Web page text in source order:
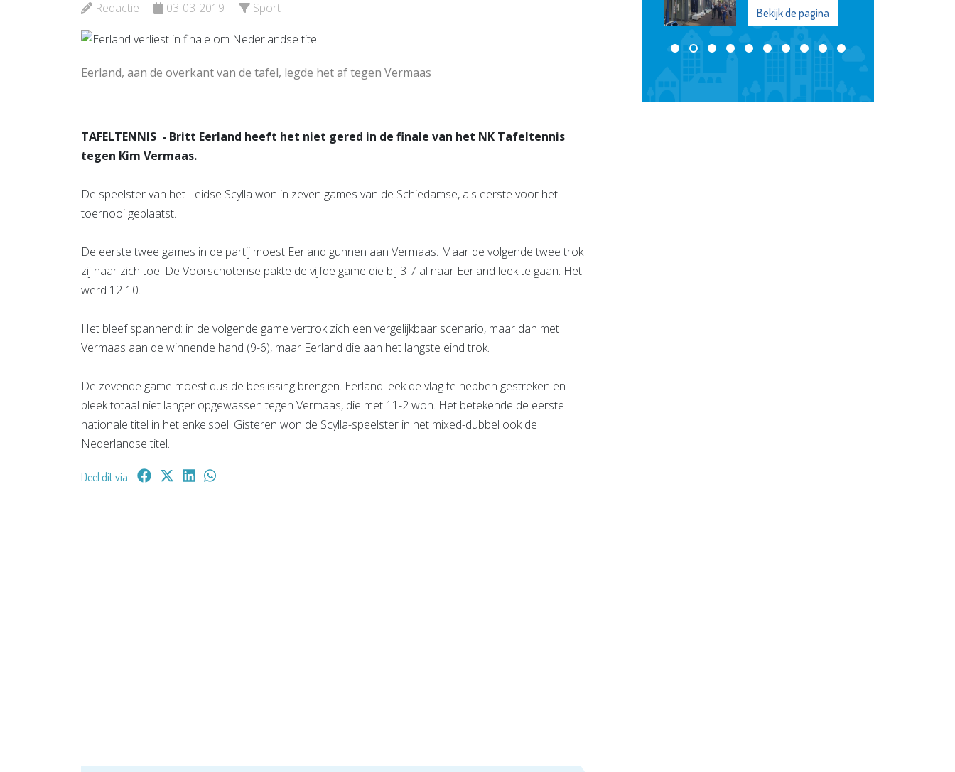
Redactie 03-03-2019 Sport
Eerland, aan de overkant van de tafel, legde het af tegen Vermaas
TAFELTENNIS - Britt Eerland heeft het niet gered in de finale van het NK Tafeltennis
tegen Kim Vermaas.
De speelster van het Leidse Scylla won in zeven games van de Schiedamse, als eerste voor het
toernooi geplaatst.
De eerste twee games in de partij moest Eerland gunnen aan Vermaas. Maar de volgende twee trok
zij naar zich toe. De Voorschotense pakte de vijfde game die bij 3-7 al naar Eerland leek te gaan. Het
werd 12-10.
Het bleef spannend: in de volgende game vertrok zich een vergelijkbaar scenario, maar dan met
Vermaas aan de winnende hand (9-6), maar Eerland die aan het langste eind trok.
De zevende game moest dus de beslissing brengen. Eerland leek de vlag te hebben gestreken en
bleek totaal niet langer opgewassen tegen Vermaas, die met 11-2 won. Het betekende de eerste
nationale titel in het enkelspel. Gisteren won de Scylla-speelster in het mixed-dubbel ook de
Nederlandse titel.
Deel dit via:
Bekijk de pagina
Bekijk de pagina
Bekijk de pagina